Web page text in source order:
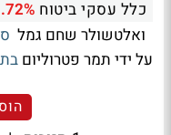
כלל עסקי ביטוח
ואלטשולר שחם גמל
על ידי תמר פטרוליום